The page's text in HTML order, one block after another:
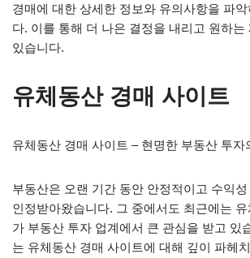
경매에 대한 상세한 정보와 유의사항을 파
다. 이를 통해 더 나은 결정을 내리고 원하는
있습니다.
유체동산 경매 사이트
유체동산 경매 사이트 – 현명한 부동산 투자
부동산은 오랜 기간 동안 안정적이고 수익
인정받아왔습니다. 그 중에서도 최근에는
가 부동산 투자 업계에서 큰 관심을 받고 있
는 유체동산 경매 사이트에 대해 깊이 파헤